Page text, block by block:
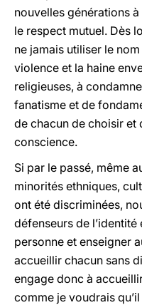
nouvelles générations
le respect mutuel. Dès
ne jamais utiliser le
violence et la haine
religieuses, à
fanatisme et de
de chacun de choisir et
conscience.
Si par le passé, même
minorités ethniques,
ont été discriminées,
défenseurs de
personne et enseigner
accueillir chacun sans
engage donc à
comme je voudrais